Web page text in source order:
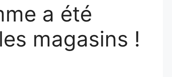
a été
magasins !